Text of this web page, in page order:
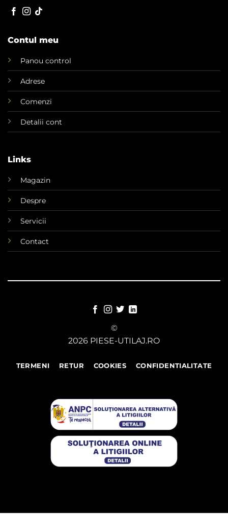
Contul meu
Panou control
Adrese
Comenzi
Detalii cont
Links
Magazin
Despre
Servicii
Contact
©
2026 PIESE-UTILAJ.RO
TERMENI RETUR COOKIES CONFIDENTIALITATE